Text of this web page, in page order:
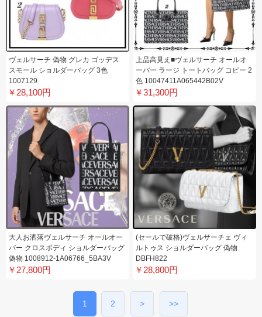
ヴェルサーチ 偽物 グレカ ゴッデス
スモール ショルダーバッグ 3色
1007129
￥28,100円
上品高見え■ヴェルサーチ オールオ
ーバー ラージ トートバッグ コピー 2
色 10047411A065442B02V
￥31,300円
大人お洒落ヴェルサーチ オールオー
バー クロスボディ ショルダーバッグ
偽物 1008912-1A06766_5BA3V
￥27,800円
(セールで破格)ヴェルサーチェ ヴィ
ルトゥス ショルダーバッグ 偽物
DBFH822
￥28,800円
1 2 > >>